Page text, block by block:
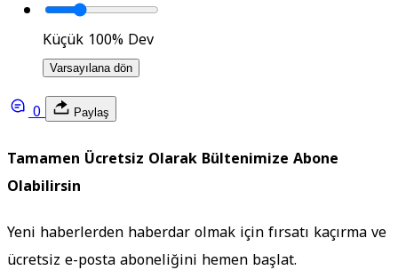
Küçük 100%Dev
Varsayılana dön
0 Paylaş
Tamamen Ücretsiz Olarak Bültenimize Abone
Olabilirsin
Yeni haberlerden haberdar olmak için fırsatı kaçırma ve
ücretsiz e-posta aboneliğini hemen başlat.